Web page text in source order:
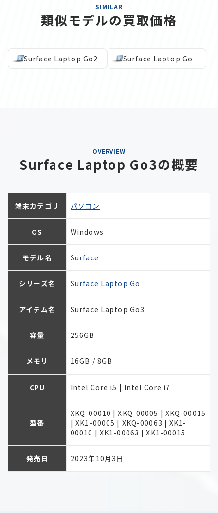
SIMILAR
類似モデルの買取価格
Surface Laptop Go2 Surface Laptop Go
OVERVIEW
Surface Laptop Go3の概要
端末カテゴリ パソコン
OS Windows
モデル名 Surface
シリーズ名 Surface Laptop Go
アイテム名 Surface Laptop Go3
容量 256GB
メモリ 16GB / 8GB
CPU Intel Core i5 | Intel Core i7
型番
XKQ-00010 | XKQ-00005 | XKQ-00015
| XK1-00005 | XKQ-00063 | XK1-
00010 | XK1-00063 | XK1-00015
発売日 2023年10月3日